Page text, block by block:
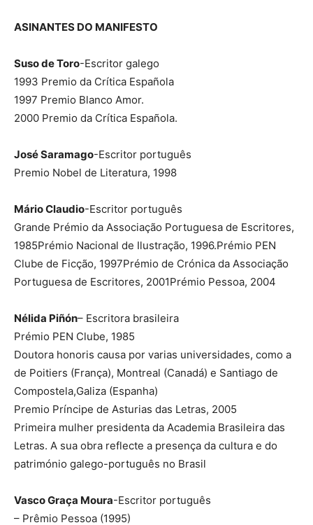
ASINANTES DO MANIFESTO
Suso de Toro-Escritor galego
1993 Premio da Crítica Española
1997 Premio Blanco Amor.
2000 Premio da Crítica Española.
José Saramago-Escritor português
Premio Nobel de Literatura, 1998
Mário Claudio-Escritor português
Grande Prémio da Associação Portuguesa de Escritores,
1985Prémio Nacional de Ilustração, 1996.Prémio PEN
Clube de Ficção, 1997Prémio de Crónica da Associação
Portuguesa de Escritores, 2001Prémio Pessoa, 2004
Nélida Piñón– Escritora brasileira
Prémio PEN Clube, 1985
Doutora honoris causa por varias universidades, como a
de Poitiers (França), Montreal (Canadá) e Santiago de
Compostela,Galiza (Espanha)
Premio Príncipe de Asturias das Letras, 2005
Primeira mulher presidenta da Academia Brasileira das
Letras. A sua obra reflecte a presença da cultura e do
património galego-português no Brasil
Vasco Graça Moura-Escritor português
– Prêmio Pessoa (1995)